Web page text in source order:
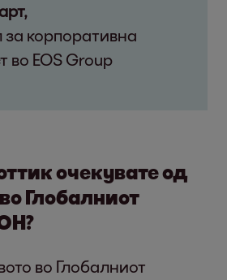
за корпоративна
во EOS Group
очекувате од
Глобалниот
во Глобалниот